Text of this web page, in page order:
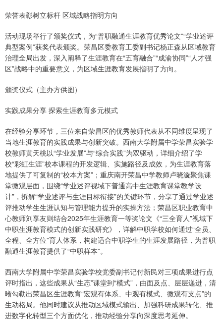
荣誉表彰树立标杆 区域战略指明方向
活动现场举行了颁奖仪式，为“普职融通生涯教育优秀论文”“学业述评
典型案例”获奖代表颁奖。荣昌区委教育工委副书记杨正森从区域教育
治理全局出发，深入阐释了生涯教育在“五育融合”“成渝协同”“人才强
区”战略中的重要意义，为区域生涯教育发展指明了方向。
颁奖仪式（主办方供图）
实践成果分享 探索生涯教育多元模式
在经验分享环节，三位来自荣昌区的优秀教师代表从不同维度呈现了
当地生涯教育的实践成果与创新突破。西南大学附属中学荣昌实验学
校教师黄天桃以“学业发展”与“综合实践”为双驱动，详细介绍了学
校“彩虹生涯”校本课程的开发逻辑、实施路径及成效，为生涯教育落
地提供了可复制的“校本方案”；重庆南开荣昌中学教师卢晓漩聚焦课
堂微观层面，围绕“学业述评视域下普通高中生涯教育课堂教学设
计”，拆解“学业述评与生涯目标衔接”的关键环节，分享了通过学业述
评推动学生生涯认知与管理能力提升的实操方法；荣昌区职业教育中
心教师刘享友则结合2025年生涯教育一等奖论文《“三全育人”视域下
中职生涯教育模式的创新实践研究》，详解中职学校如何通过“全员、
全程、全方位”育人体系，构建适合中职学生的生涯发展路径，为普职
融通生涯教育提供了“中职样本”。
西南大学附属中学荣昌实验学校党委副书记付新民对三项成果进行点
评时指出，这些成果从“生态”课堂到“模式”，由面及点、层层递进，清
晰勾勒出荣昌区生涯教育“宏观有体系、中观有模式、微观有支点”的
生动格局。他同时建议从推动区域模式输出、加强科研成果转化、推
进数字化转型三个方面优化，推动经验分享向深度思考延伸。